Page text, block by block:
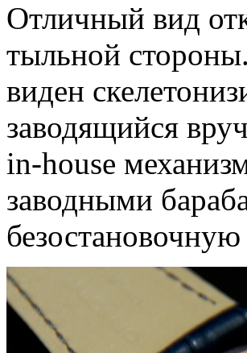
Отличный вид
тыльной
виден
заводящийся
in-house
заводными